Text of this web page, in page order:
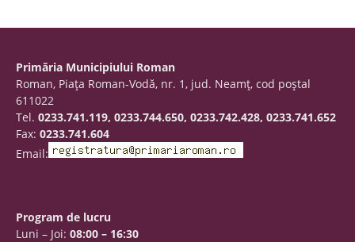
Primăria Municipiului Roman
Roman, Piaţa Roman-Vodă, nr. 1, jud. Neamţ, cod poştal
611022
Tel. 0233.741.119, 0233.744.650, 0233.742.428, 0233.741.652
Fax: 0233.741.604
Email:
Program de lucru
Luni – Joi: 08:00 – 16:30